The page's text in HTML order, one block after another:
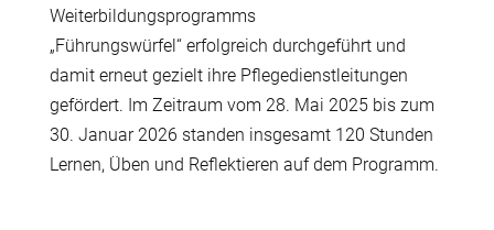
Weiterbildungsprogramms
„Führungswürfel“ erfolgreich durchgeführt und
damit erneut gezielt ihre Pflegedienstleitungen
gefördert. Im Zeitraum vom 28. Mai 2025 bis zum
30. Januar 2026 standen insgesamt 120 Stunden
Lernen, Üben und Reflektieren auf dem Programm.